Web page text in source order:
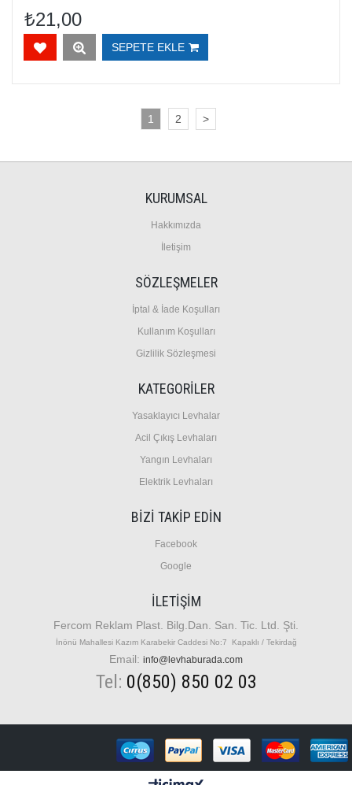
₺21,00
SEPETE EKLE
1 2 >
KURUMSAL
Hakkımızda
İletişim
SÖZLEŞMELER
İptal & İade Koşulları
Kullanım Koşulları
Gizlilik Sözleşmesi
KATEGORİLER
Yasaklayıcı Levhalar
Acil Çıkış Levhaları
Yangın Levhaları
E lektrik Levhaları
BİZİ TAKİP EDİN
Facebook
Google
İLETIŞIM
Fercom Reklam Plast. Bilg.Dan. San. Tic. Ltd. Şti.
İnönü Mahallesi Kazım Karabekir Caddesi No:7 Kapaklı / Tekirdağ
Email: info@levhaburada.com
Tel: 0(850) 850 02 03